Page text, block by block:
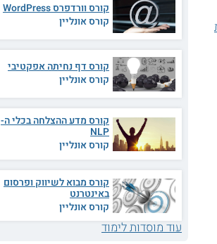
קורס וורדפרס WordPress
קורס אונליין
קורס דף נחיתה אפקטיבי
קורס אונליין
קורס מדע ההצלחה בכלי ה-
NLP
קורס אונליין
קורס מבוא לשיווק ופרסום
באינטרנט
קורס אונליין
עוד מוסדות לימוד